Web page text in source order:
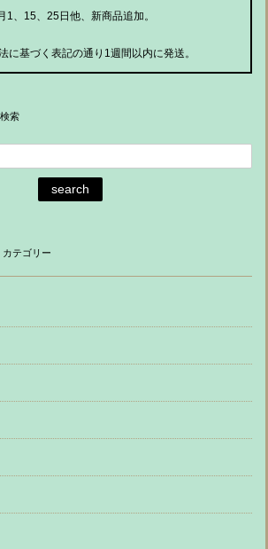
1、15、25日他、新商品追加。
に基づく表記の通り1週間以内に発送。
索
search
カテゴリー